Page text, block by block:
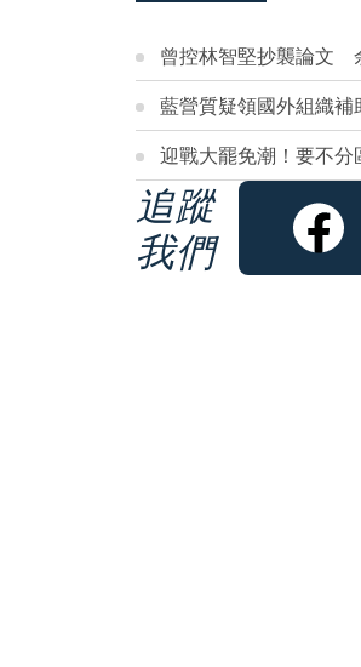
曾控林智堅抄襲論文
藍營質疑領國外組織
迎戰大罷免潮！要不
追蹤
我們